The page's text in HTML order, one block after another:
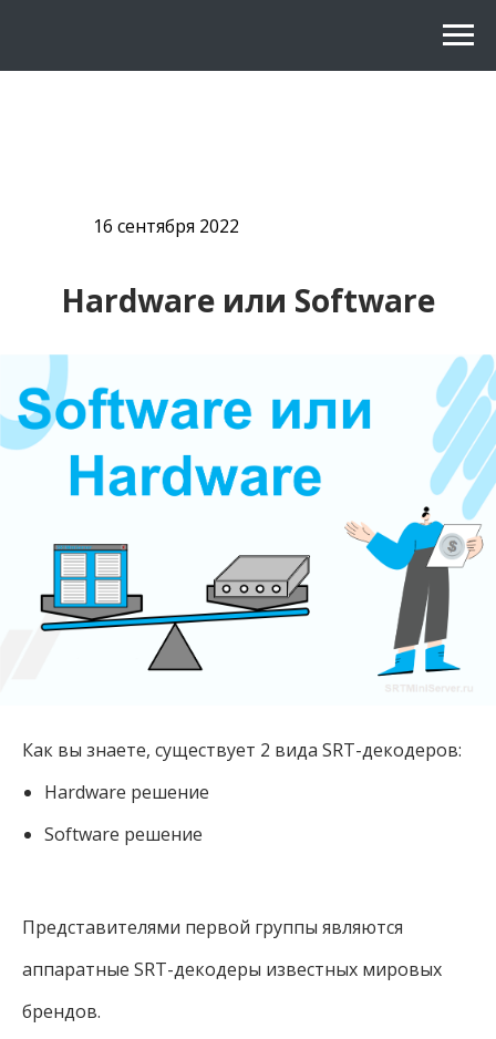
16 сентября 2022
Hardware или Software
Как вы знаете, существует 2 вида SRT-декодеров:
Hardware решение
Software решение
Представителями первой группы являются
аппаратные SRT-декодеры известных мировых
брендов.